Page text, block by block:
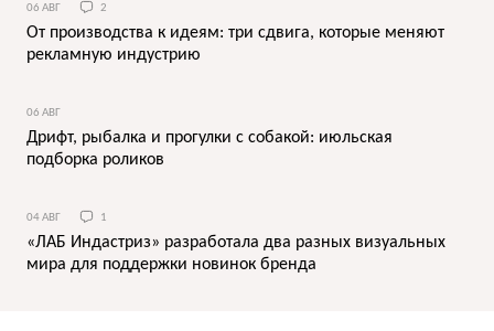
06 АВГ 2
От производства к идеям: три сдвига, которые меняют
рекламную индустрию
06 АВГ
Дрифт, рыбалка и прогулки с собакой: июльская
подборка роликов
04 АВГ 1
«ЛАБ Индастриз» разработала два разных визуальных
мира для поддержки новинок бренда